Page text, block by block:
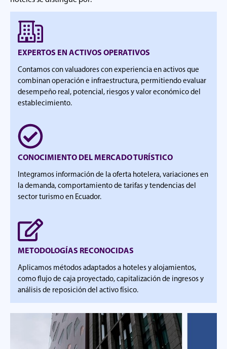
EXPERTOS EN ACTIVOS OPERATIVOS
Contamos con valuadores con experiencia en activos que
combinan operación e infraestructura, permitiendo evaluar
desempeño real, potencial, riesgos y valor económico del
establecimiento.
CONOCIMIENTO DEL MERCADO TURÍSTICO
Integramos información de la oferta hotelera, variaciones en
la demanda, comportamiento de tarifas y tendencias del
sector turismo en Ecuador.
METODOLOGÍAS RECONOCIDAS
Aplicamos métodos adaptados a hoteles y alojamientos,
como flujo de caja proyectado, capitalización de ingresos y
análisis de reposición del activo físico.